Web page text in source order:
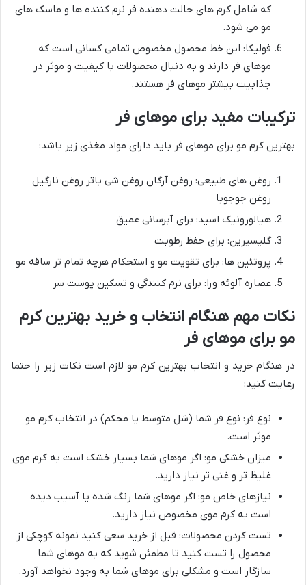
که شامل کرم های حالت دهنده فر نرم کننده ها و ماسک های
مو می شود.
فولیکا: این خط محصول مخصوص تمامی کسانی است که
موهای فر دارند و به دنبال محصولات با کیفیت و موثر در
جذابیت بیشتر موهای فر هستند.
ترکیبات مفید برای موهای فر
بهترین کرم مو برای موهای فر باید دارای مواد مغذی زیر باشد:
روغن های طبیعی: روغن آرگان روغن شی باتر روغن نارگیل
روغن جوجوبا
هیالورونیک اسید: برای آبرسانی عمیق
گلیسیرین: برای حفظ رطوبت
پروتئین ها: برای تقویت مو و استحکام هرچه تمام تر ساقه مو
عصاره آلوئه ورا: برای نرم کنندگی و تسکین پوست سر
نکات مهم هنگام انتخاب و خرید بهترین کرم
مو برای موهای فر
در هنگام خرید و انتخاب بهترین کرم مو لازم است نکات زیر را حتما
رعایت کنید:
نوع فر: نوع فر شما (شل متوسط یا محکم) در انتخاب کرم مو
موثر است.
میزان خشکی مو: اگر موهای شما بسیار خشک است به کرم موی
غلیظ تر و غنی تر نیاز دارید.
نیازهای خاص مو: اگر موهای شما رنگ شده یا آسیب دیده
است به کرم موی مخصوص نیاز دارید.
تست کردن محصولات: قبل از خرید سعی کنید نمونه کوچکی از
محصول را تست کنید تا مطمئن شوید که به موهای شما
سازگار است و مشکلی برای موهای شما به وجود نخواهد آورد.